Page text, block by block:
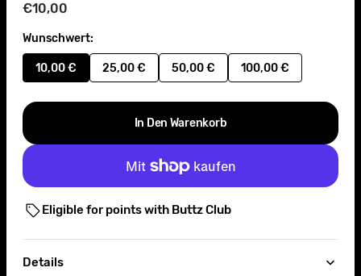
Normaler
€10,00
Details
Wunschwert:
10,00 €
Variante
verfügbar
25,00 €
Variante
nicht
verfügbar
50,00 €
Variante
nicht
verfügbar
100,00 €
Variante
verfügbar
In Den Warenkorb
Eligible for points with Buttz Club